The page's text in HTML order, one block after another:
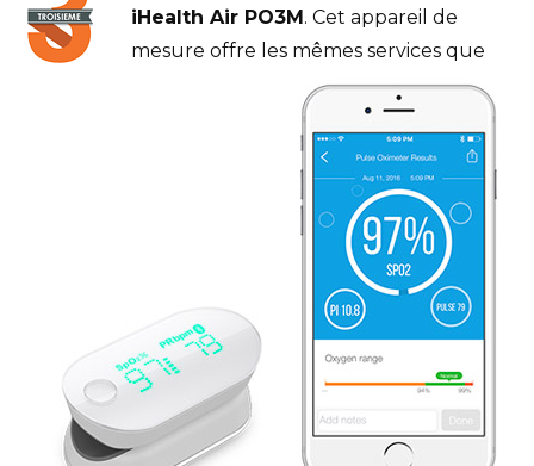
iHealth Air PO3M. Cet appareil de
mesure offre les mêmes services que